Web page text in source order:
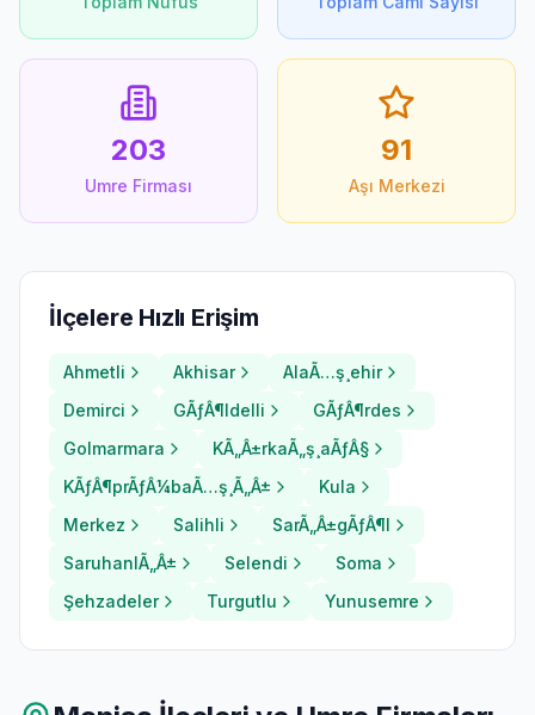
203
Umre Firması
91
Aşı Merkezi
İlçelere Hızlı Erişim
Ahmetli Akhisar
AlaÃ…ş¸ehir
Demirci
GÃƒÂ¶ldelli
GÃƒÂ¶rdes
Golmarmara
KÃ„Â±rkaÃ„ş¸aÃƒÂ§
KÃƒÂ¶prÃƒÂ¼baÃ…ş¸Ã„Â±
Kula
Merkez
Salihli
SarÃ„Â±gÃƒÂ¶l
SaruhanlÃ„Â±
Selendi
Soma
Şehzadeler
Turgutlu Yunusemre